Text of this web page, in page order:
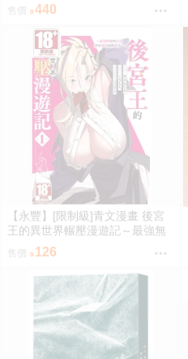
售價 440
【永豐】[限制級]青文漫畫 後宮
王的異世界輾壓漫遊記～最強無
雙的大叔將全種族納為妻子 1 (全
新) 出版：2026/08
售價 126